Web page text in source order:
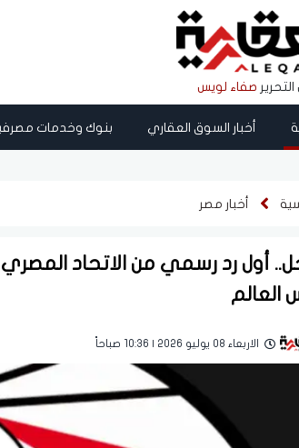
صفاء لويس
أخبار السوق العقاري بنوك وخدمات
أخبار مصر
أول رد رسمي من الاتحاد
العالم
الاربعاء 08 يوليو 2026 | 10:36 صباحاً